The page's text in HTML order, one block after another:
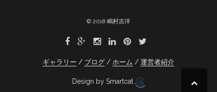
© 2018 嶋村吉洋
ギャラリー ブログ ホーム 運営者紹介
Design by Smartcat